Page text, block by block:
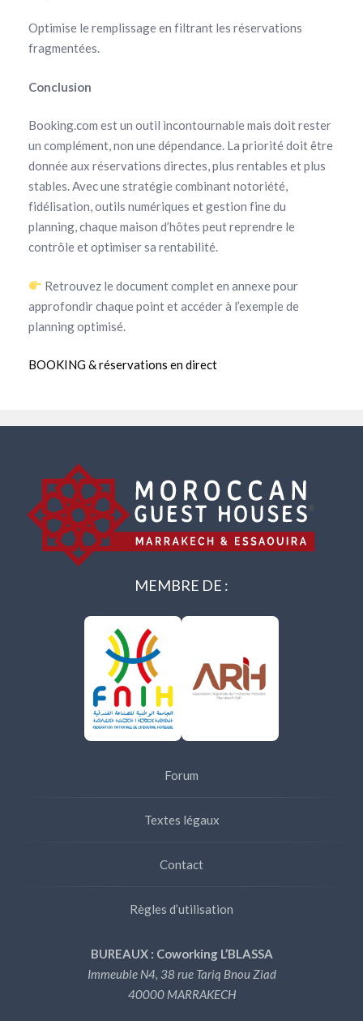
Optimise le remplissage en filtrant les réservations
fragmentées.
Conclusion
Booking.com est un outil incontournable mais doit rester
un complément, non une dépendance. La priorité doit être
donnée aux réservations directes, plus rentables et plus
stables. Avec une stratégie combinant notoriété,
fidélisation, outils numériques et gestion fine du
planning, chaque maison d’hôtes peut reprendre le
contrôle et optimiser sa rentabilité.
Retrouvez le document complet en annexe pour
approfondir chaque point et accéder à l’exemple de
planning optimisé.
BOOKING & réservations en direct
MEMBRE DE :
Forum
Textes légaux
Contact
Règles d’utilisation
BUREAUX : Coworking L’BLASSA
Immeuble N4, 38 rue Tariq Bnou Ziad
40000 MARRAKECH